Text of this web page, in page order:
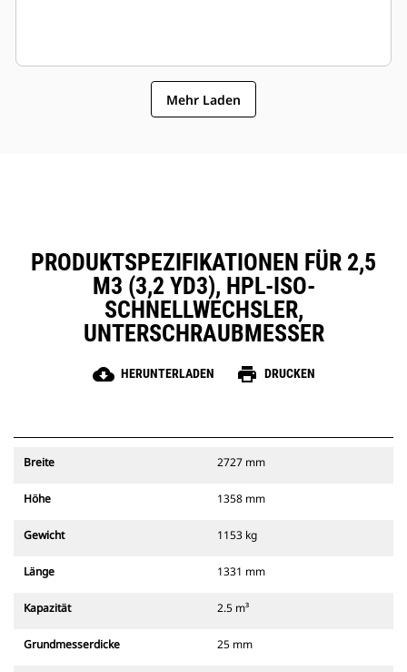
Mehr Laden
PRODUKTSPEZIFIKATIONEN FÜR 2,5
M3 (3,2 YD3), HPL-ISO-
SCHNELLWECHSLER,
UNTERSCHRAUBMESSER
cloud_download HERUNTERLADEN print DRUCKEN
Breite 2727 mm
Höhe 1358 mm
Gewicht 1153 kg
Länge 1331 mm
Kapazität 2.5 m³
Grundmesserdicke 25 mm